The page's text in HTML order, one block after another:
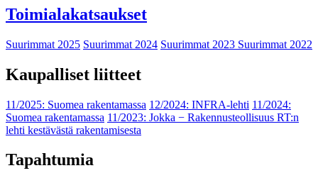
Toimialakatsaukset
Suurimmat 2025 Suurimmat 2024 Suurimmat 2023 Suurimmat 2022
Kaupalliset liitteet
11/2025: Suomea rakentamassa 12/2024: INFRA-lehti 11/2024:
Suomea rakentamassa 11/2023: Jokka − Rakennusteollisuus RT:n
lehti kestävästä rakentamisesta
Tapahtumia